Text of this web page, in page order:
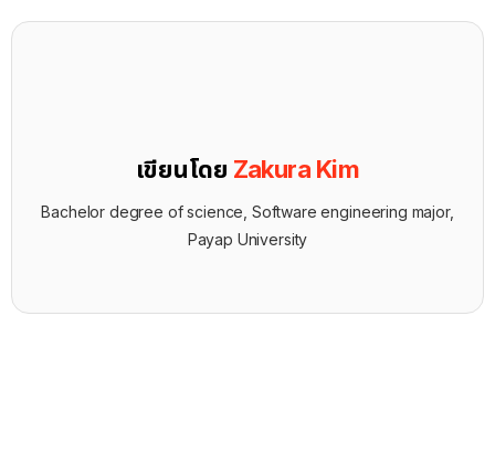
เขียนโดย Zakura Kim
Bachelor degree of science, Software engineering major,
Payap University